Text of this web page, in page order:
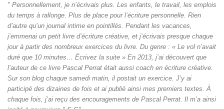
" Personnellement, je n’écrivais plus. Les enfants, le travail, les emplois
du temps à rallonge. Plus de place pour l’écriture personnelle. Rien
d’autre qu’un journal intime en pointillés. Pendant les vacances,
j’emmenai un petit livre d’écriture créative, et j’écrivais presque chaque
jour à partir des nombreux exercices du livre. Du genre : « Le vol n’avait
duré que 10 minutes… Écrivez la suite » En 2013, j’ai découvert que
l’auteur de ce livre Pascal Perrat était aussi coach en écriture créative.
Sur son blog chaque samedi matin, il postait un exercice. J’y ai
participé des dizaines de fois et ai publié ainsi mes premiers textes. À
chaque fois, j’ai reçu des encouragements de Pascal Perrat. Il m’a ainsi